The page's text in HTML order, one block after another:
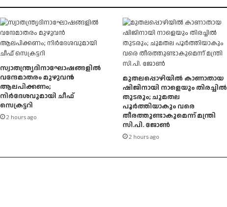
സ്വാതന്ത്ര്യദിനാഘോഷങ്ങളിൽ
വന്ദേമാതരം മുഴുവൻ
ആലപിക്കണം;
നിർദേശവുമായി ചീഫ്
സെക്രട്ടറി
2 hours ago
മുതലപ്പൊഴിയിൽ കാണാതായ
ഷിജിനായി നാളെയും തിരച്ചിൽ
തുടരും; ചുമതല
പൂർത്തിയാകും വരെ
തീരത്തുണ്ടാകുമെന്ന് മന്ത്രി
സി.പി. ജോൺ
2 hours ago